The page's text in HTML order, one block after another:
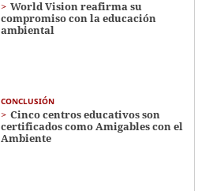
World Vision reafirma su
compromiso con la educación
ambiental
CONCLUSIÓN
Cinco centros educativos son
certificados como Amigables con el
Ambiente